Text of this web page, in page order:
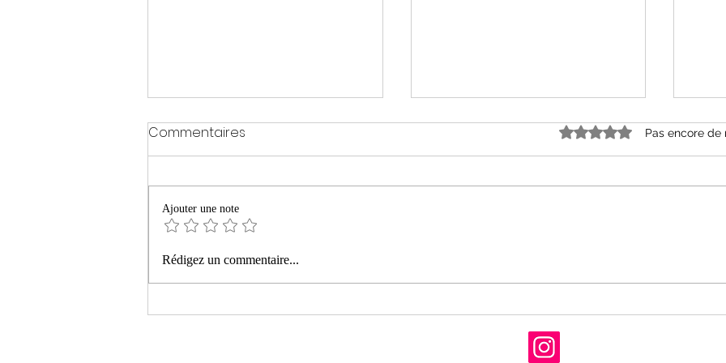
« La montagne ardente »
de Philippe Manevy aux
d’Alice Ferney aux Editions
Commentaires Noté 0 étoile sur 5.Pas encore de
Ajouter une note
Rédigez un commentaire...